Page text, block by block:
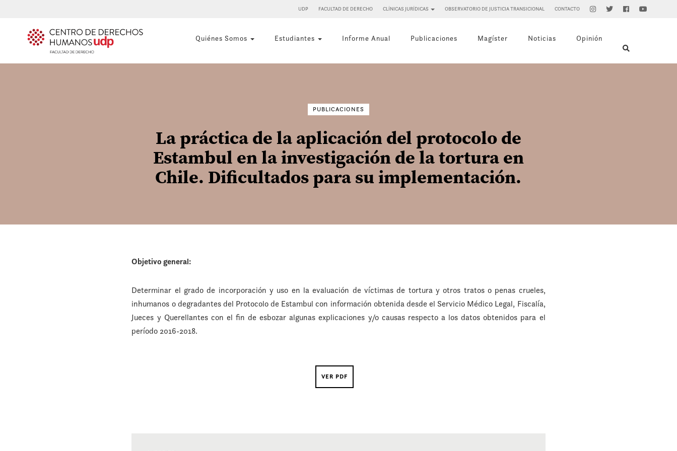
UDP FACULTAD DE DERECHO CLÍNICAS JURÍDICAS OBSERVATORIO DE JUSTICIA TRANSICIONAL CONTACTO
Quiénes Somos Estudiantes Informe Anual Publicaciones Magíster Noticias Opinión
PUBLICACIONES
La práctica de la aplicación del protocolo de
Estambul en la investigación de la tortura en
Chile. Dificultados para su implementación.
Objetivo general:
Determinar el grado de incorporación y uso en la evaluación de víctimas de tortura y otros tratos o penas crueles,
inhumanos o degradantes del Protocolo de Estambul con información obtenida desde el Servicio Médico Legal, Fiscalía,
Jueces y Querellantes con el fin de esbozar algunas explicaciones y/o causas respecto a los datos obtenidos para el
período 2016-2018.
VER PDF